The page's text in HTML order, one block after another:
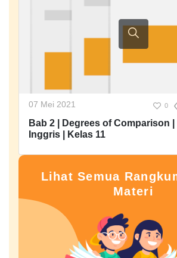
07 Mei 2021 0
Bab 2 | Degrees of Comparison
Inggris | Kelas 11
Lihat Semua
Materi